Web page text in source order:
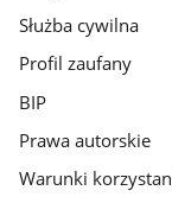
Służba cywilna
Profil zaufany
BIP
Prawa autorskie
Warunki